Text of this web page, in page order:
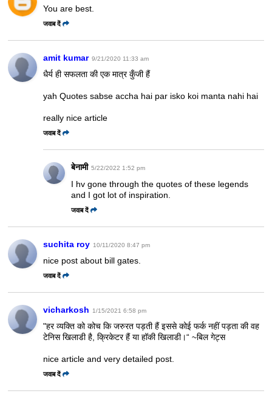
You are best.
जवाब दें
amit kumar 9/21/2020 11:33 am
धैर्य ही सफलता की एक मात्र कुँजी हैं
yah Quotes sabse accha hai par isko koi manta nahi hai
really nice article
जवाब दें
बेनामी 5/22/2022 1:52 pm
I hv gone through the quotes of these legends
and I got lot of inspiration.
जवाब दें
suchita roy 10/11/2020 8:47 pm
nice post about bill gates.
जवाब दें
vicharkosh 1/15/2021 6:58 pm
"हर व्यक्ति को कोच कि जरुरत पड़ती हैं इससे कोई फर्क नहीं पड़ता की वह
टेनिस खिलाडी है, क्रिकेटर हैं या हॉकी खिलाडी।“ ~बिल गेट्स
nice article and very detailed post.
जवाब दें